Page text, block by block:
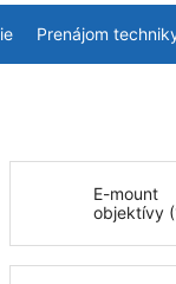
Prenájom
E-mount
objektívy